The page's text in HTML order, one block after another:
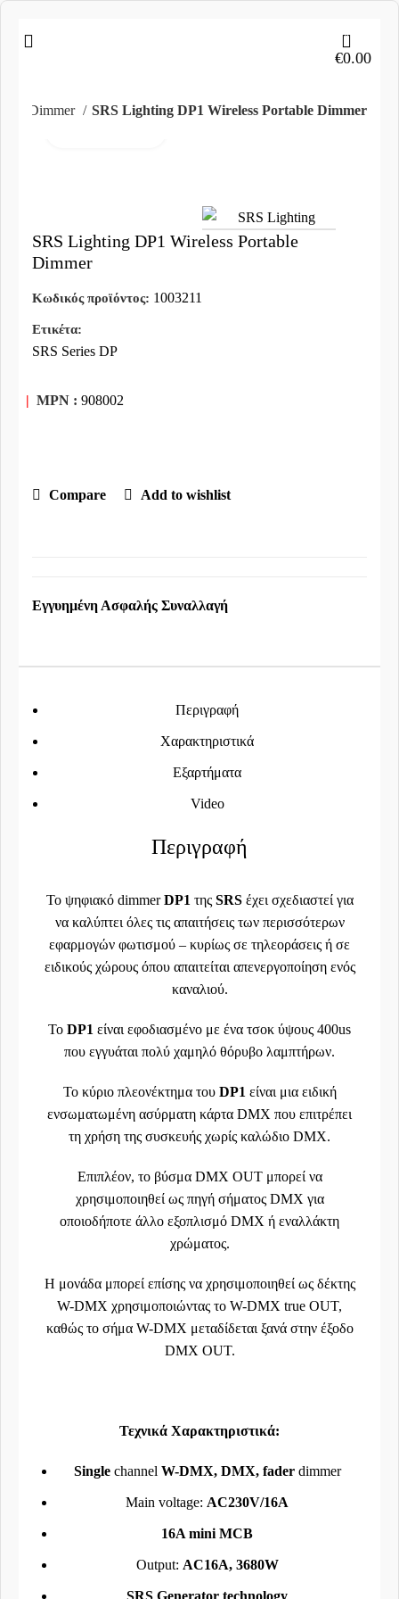
0
€0.00
Dimmer SRS Lighting DP1 Wireless Portable Dimmer
SRS Lighting DP1 Wireless Portable
Dimmer
Κωδικός προϊόντος: 1003211
Ετικέτα:
SRS Series DP
| MPN : 908002
Compare Add to wishlist
Εγγυημένη Ασφαλής Συναλλαγή
Περιγραφή
Χαρακτηριστικά
Εξαρτήματα
Video
Περιγραφή
Το ψηφιακό dimmerDP1 τηςSRS έχει σχεδιαστεί για
να καλύπτει όλες τις απαιτήσεις των περισσότερων
εφαρμογών φωτισμού – κυρίως σε τηλεοράσεις ή σε
ειδικούς χώρους όπου απαιτείται απενεργοποίηση ενός
καναλιού.
Το DP1 είναι εφοδιασμένο με ένα τσοκ ύψους 400us
που εγγυάται πολύ χαμηλό θόρυβο λαμπτήρων.
Το κύριο πλεονέκτημα του DP1 είναι μια ειδική
ενσωματωμένη ασύρματη κάρτα DMX που επιτρέπει
τη χρήση της συσκευής χωρίς καλώδιο DMX.
Επιπλέον, το βύσμα DMX OUT μπορεί να
χρησιμοποιηθεί ως πηγή σήματος DMX για
οποιοδήποτε άλλο εξοπλισμό DMX ή εναλλάκτη
χρώματος.
Η μονάδα μπορεί επίσης να χρησιμοποιηθεί ως δέκτης
W-DMX χρησιμοποιώντας το W-DMX true OUT,
καθώς το σήμα W-DMX μεταδίδεται ξανά στην έξοδο
DMX OUT.
Τεχνικά Χαρακτηριστικά:
Singlechannel W-DMX, DMX, faderdimmer
Main voltage: AC230V/16A
16A mini MCB
Output: AC16A, 3680W
SRS Generator technology